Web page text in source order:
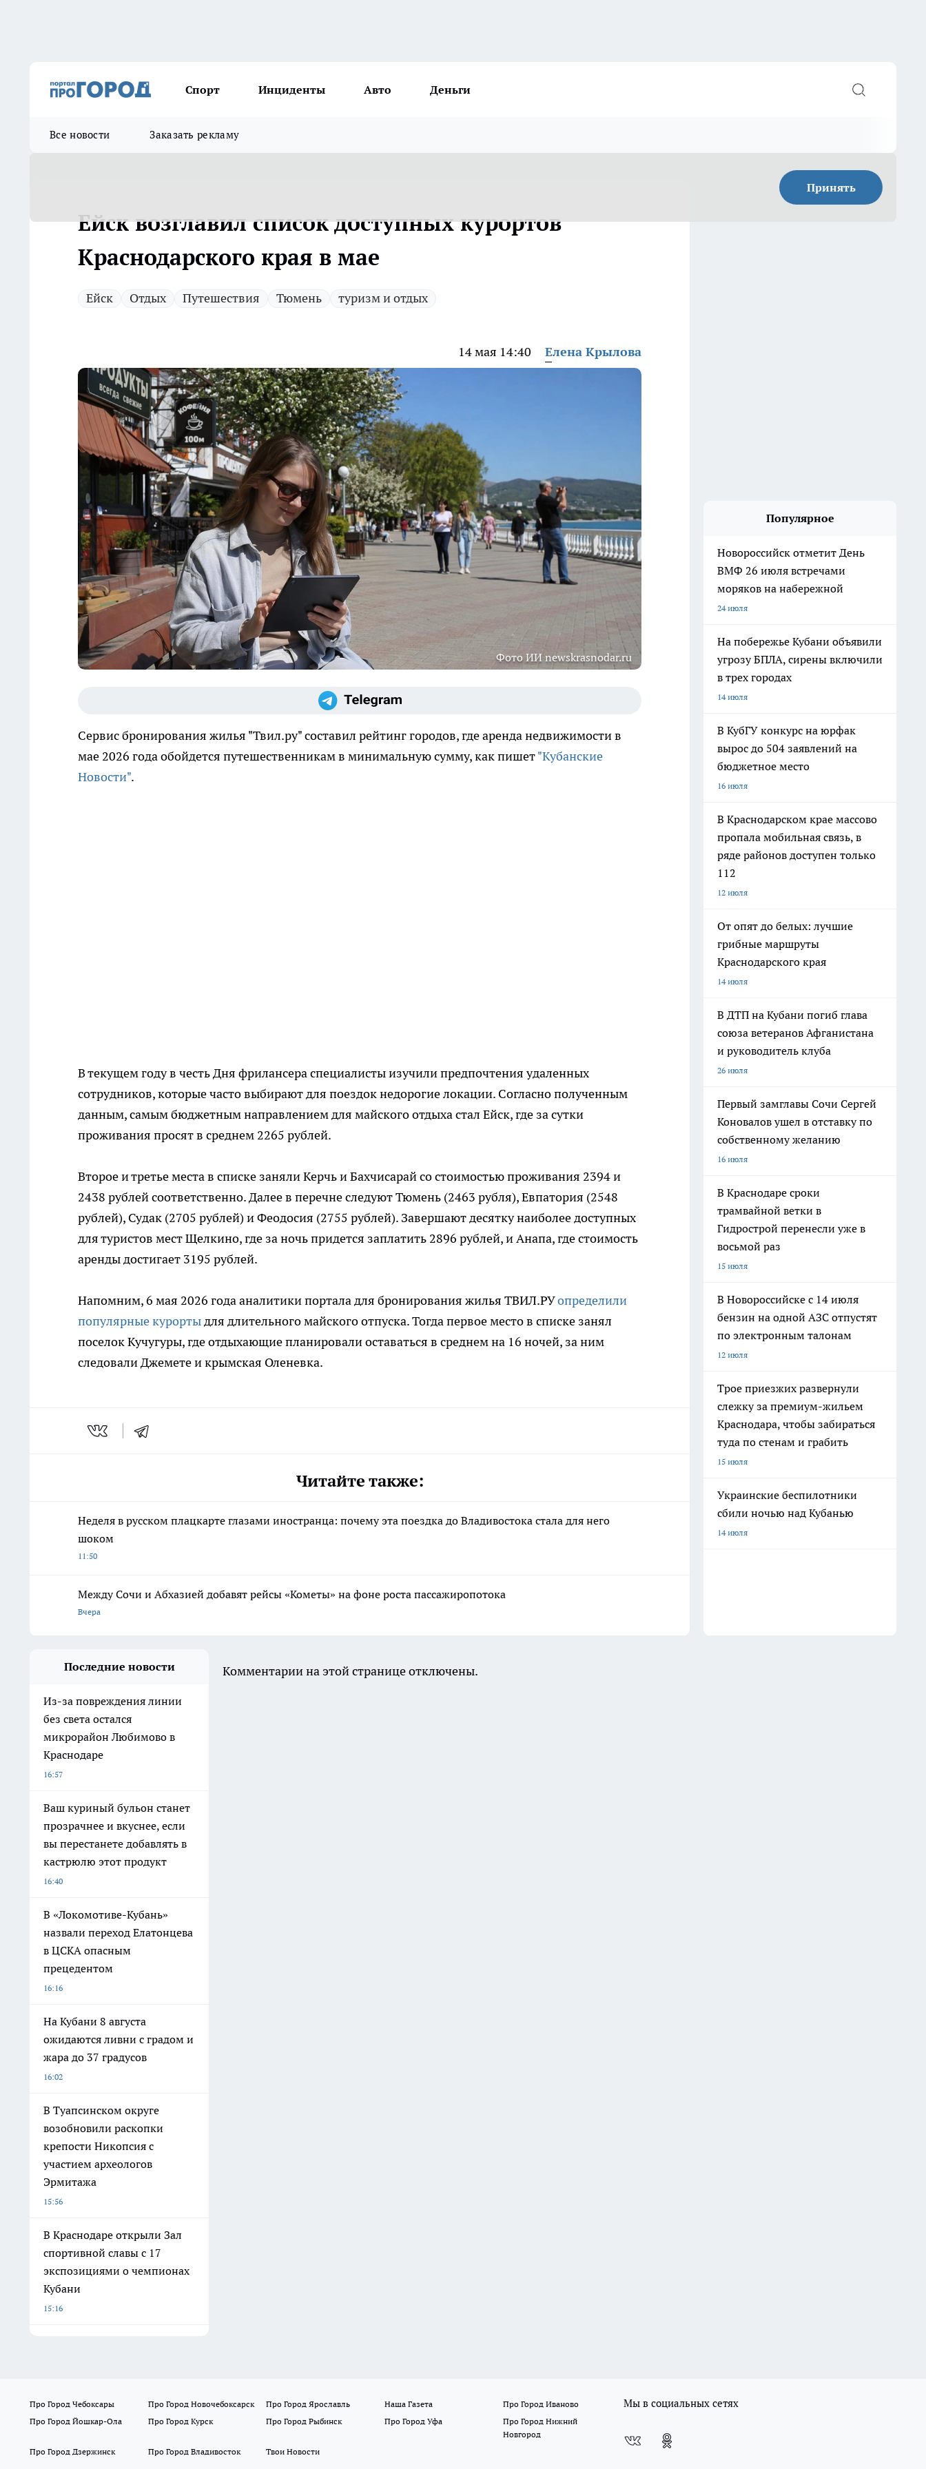
Спорт Инциденты Авто Деньги
Все новости Заказать рекламу
Принять
Ейск возглавил список доступных курортов
Краснодарского края в мае
Ейск Отдых Путешествия Тюмень туризм и отдых
14 мая 14:40 Елена Крылова
Фото ИИ newskrasnodar.ru
Сервис бронирования жилья "Твил.ру" составил рейтинг городов, где аренда недвижимости в
мае 2026 года обойдется путешественникам в минимальную сумму, как пишет"Кубанские
Новости".
В текущем году в честь Дня фрилансера специалисты изучили предпочтения удаленных
сотрудников, которые часто выбирают для поездок недорогие локации. Согласно полученным
данным, самым бюджетным направлением для майского отдыха стал Ейск, где за сутки
проживания просят в среднем 2265 рублей.
Второе и третье места в списке заняли Керчь и Бахчисарай со стоимостью проживания 2394 и
2438 рублей соответственно. Далее в перечне следуют Тюмень (2463 рубля), Евпатория (2548
рублей), Судак (2705 рублей) и Феодосия (2755 рублей). Завершают десятку наиболее доступных
для туристов мест Щелкино, где за ночь придется заплатить 2896 рублей, и Анапа, где стоимость
аренды достигает 3195 рублей.
Напомним, 6 мая 2026 года аналитики портала для бронирования жилья ТВИЛ.РУопределили
популярные курортыдля длительного майского отпуска. Тогда первое место в списке занял
поселок Кучугуры, где отдыхающие планировали оставаться в среднем на 16 ночей, за ним
следовали Джемете и крымская Оленевка.
Читайте также:
Неделя в русском плацкарте глазами иностранца: почему эта поездка до Владивостока стала для него
шоком
11:50
Между Сочи и Абхазией добавят рейсы «Кометы» на фоне роста пассажиропотока
Вчера
Популярное
Новороссийск отметит День
ВМФ 26 июля встречами
моряков на набережной
24 июля
На побережье Кубани объявили
угрозу БПЛА, сирены включили
в трех городах
14 июля
В КубГУ конкурс на юрфак
вырос до 504 заявлений на
бюджетное место
16 июля
В Краснодарском крае массово
пропала мобильная связь, в
ряде районов доступен только
112
12 июля
От опят до белых: лучшие
грибные маршруты
Краснодарского края
14 июля
В ДТП на Кубани погиб глава
союза ветеранов Афганистана
и руководитель клуба
26 июля
Первый замглавы Сочи Сергей
Коновалов ушел в отставку по
собственному желанию
16 июля
В Краснодаре сроки
трамвайной ветки в
Гидрострой перенесли уже в
восьмой раз
15 июля
В Новороссийске с 14 июля
бензин на одной АЗС отпустят
по электронным талонам
12 июля
Трое приезжих развернули
слежку за премиум-жильем
Краснодара, чтобы забираться
туда по стенам и грабить
15 июля
Украинские беспилотники
сбили ночью над Кубанью
14 июля
Последние новости
Из-за повреждения линии
без света остался
микрорайон Любимово в
Краснодаре
16:57
Ваш куриный бульон станет
прозрачнее и вкуснее, если
вы перестанете добавлять в
кастрюлю этот продукт
16:40
В «Локомотиве-Кубань»
назвали переход Елатонцева
в ЦСКА опасным
прецедентом
16:16
На Кубани 8 августа
ожидаются ливни с градом и
жара до 37 градусов
16:02
В Туапсинском округе
возобновили раскопки
крепости Никопсия с
участием археологов
Эрмитажа
15:56
В Краснодаре открыли Зал
спортивной славы с 17
экспозициями о чемпионах
Кубани
15:16
Комментарии на этой странице отключены.
Про Город Чебоксары Про Город Новочебоксарск Про Город Ярославль Наша Газета
Про Город Иваново
Про Город Йошкар-Ола
Про Город Курск Про Город Рыбинск Про Город Уфа
Про Город Нижний
Новгород
Про Город Дзержинск
Про Город Владивосток Твои Новости
Мы в социальных сетях